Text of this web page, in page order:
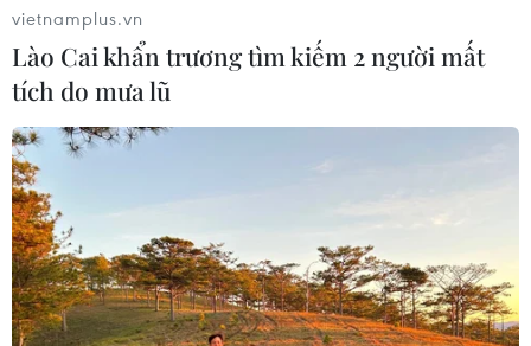
Đồng Nai phát hiện 7 cơ sở nuôi lợn
"vỗ béo" sử dụng chất cấm
05/08/2026 04:59
Triệt phá thành công hệ
thống Lương Sơn TV đánh bạc lên tới
1.500 tỷ đồng/tháng
05/08/2026 04:57
vietnamplus.vn
Lào Cai khẩn trương tìm kiếm 2 người mất
tích do mưa lũ